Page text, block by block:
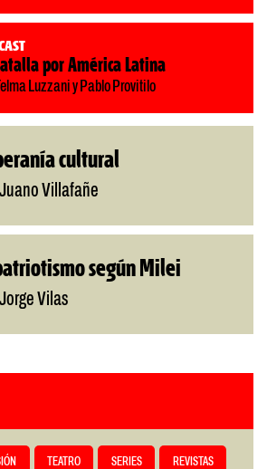
por América Latina
Luzzani y Pablo Provitilo
cultural
Villafañe
según Milei
Vilas
TEATRO SERIES REVISTAS